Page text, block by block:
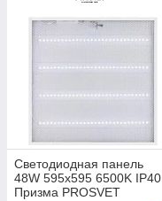
Светодиодная панель
48W 595х595 6500K IP40
Призма PROSVET